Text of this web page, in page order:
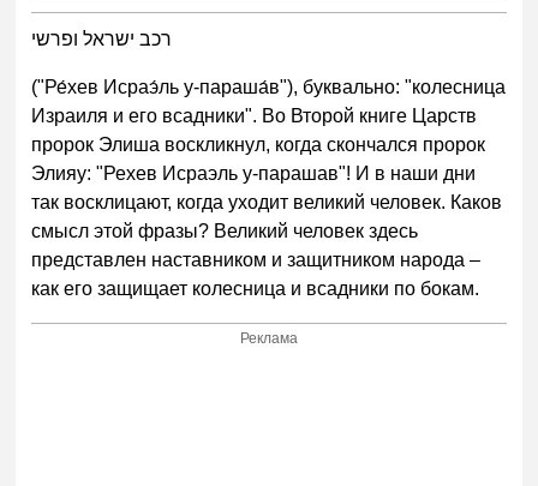
רכב ישראל ופרשי
("Ре́хев Исраэ́ль у-параша́в"), буквально: "колесница
Израиля и его всадники". Во Второй книге Царств
пророк Элиша воскликнул, когда скончался пророк
Элияу: "Рехев Исраэль у-парашав"! И в наши дни
так восклицают, когда уходит великий человек. Каков
смысл этой фразы? Великий человек здесь
представлен наставником и защитником народа –
как его защищает колесница и всадники по бокам.
Реклама